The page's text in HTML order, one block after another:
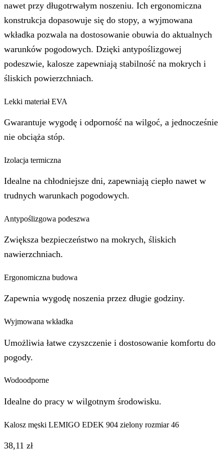
nawet przy długotrwałym noszeniu. Ich ergonomiczna
konstrukcja dopasowuje się do stopy, a wyjmowana
wkładka pozwala na dostosowanie obuwia do aktualnych
warunków pogodowych. Dzięki antypoślizgowej
podeszwie, kalosze zapewniają stabilność na mokrych i
śliskich powierzchniach.
Lekki materiał EVA
Gwarantuje wygodę i odporność na wilgoć, a jednocześnie
nie obciąża stóp.
Izolacja termiczna
Idealne na chłodniejsze dni, zapewniają ciepło nawet w
trudnych warunkach pogodowych.
Antypoślizgowa podeszwa
Zwiększa bezpieczeństwo na mokrych, śliskich
nawierzchniach.
Ergonomiczna budowa
Zapewnia wygodę noszenia przez długie godziny.
Wyjmowana wkładka
Umożliwia łatwe czyszczenie i dostosowanie komfortu do
pogody.
Wodoodporne
Idealne do pracy w wilgotnym środowisku.
Kalosz męski LEMIGO EDEK 904 zielony rozmiar 46
38,11 zł